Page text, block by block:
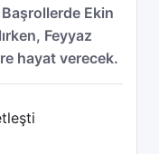
Ekin
Feyyaz
hayat verecek.